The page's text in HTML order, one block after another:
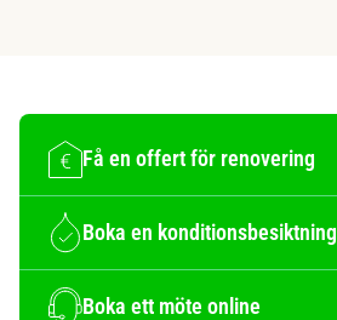
Få en offert för renovering
Boka en konditionsbesiktning
Boka ett möte online